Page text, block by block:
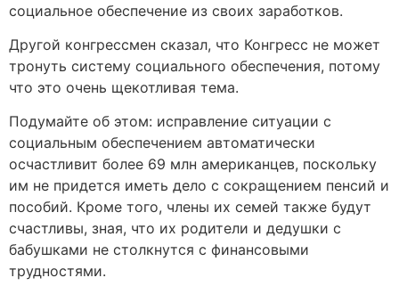
социальное обеспечение из своих заработков.
Другой конгрессмен сказал, что Конгресс не может
тронуть систему социального обеспечения, потому
что это очень щекотливая тема.
Подумайте об этом: исправление ситуации с
социальным обеспечением автоматически
осчастливит более 69 млн американцев, поскольку
им не придется иметь дело с сокращением пенсий и
пособий. Кроме того, члены их семей также будут
счастливы, зная, что их родители и дедушки с
бабушками не столкнутся с финансовыми
трудностями.